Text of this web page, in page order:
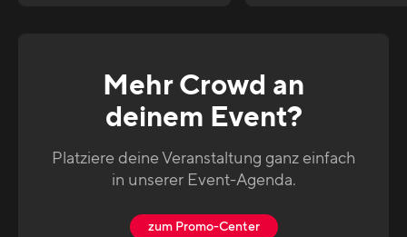
Mehr Crowd an
deinem Event?
Platziere deine Veranstaltung ganz einfach
in unserer Event-Agenda.
zum Promo-Center